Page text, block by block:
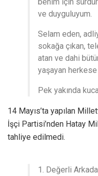
ve duyguluyum.
Selam eden,
sokağa çıkan,
atan ve dahi
yaşayan
Pek yakında
14 Mayıs’ta yapılan
İşçi Partisi’nden Hatay
tahliye edilmedi.
1. Değerli